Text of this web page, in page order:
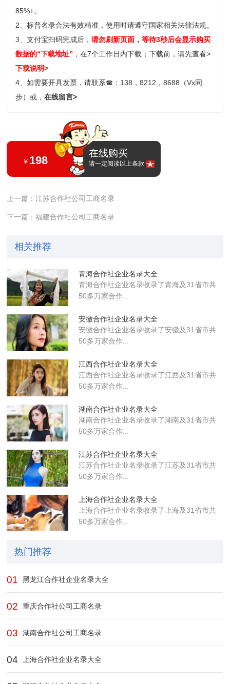
85%+。
2、标普名录合法有效精准，使用时请遵守国家相关法律法规。
3、支付宝扫码完成后，请勿刷新页面，等待3秒后会显示购买
数据的“下载地址” ，在7个工作日内下载；下载前，请先查看>
下载说明>
4、如需要开具发票，请联系☎ ：138，8212，8688（Vx同
步）或，在线留言>
￥ 198
在线购买
请一定阅读以上条款
上一篇：江苏合作社公司工商名录
下一篇：福建合作社公司工商名录
相关推荐
青海合作社企业名录大全
青海合作社企业名录收录了青海及31省市共
50多万家合作...
安徽合作社企业名录大全
安徽合作社企业名录收录了安徽及31省市共
50多万家合作...
江西合作社企业名录大全
江西合作社企业名录收录了江西及31省市共
50多万家合作...
湖南合作社企业名录大全
湖南合作社企业名录收录了湖南及31省市共
50多万家合作...
江苏合作社企业名录大全
江苏合作社企业名录收录了江苏及31省市共
50多万家合作...
上海合作社企业名录大全
上海合作社企业名录收录了上海及31省市共
50多万家合作...
热门推荐
01 黑龙江合作社企业名录大全
02 重庆合作社公司工商名录
03 湖南合作社公司工商名录
04 上海合作社企业名录大全